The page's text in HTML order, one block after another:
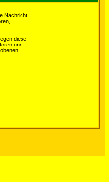
Nachricht
diese
und